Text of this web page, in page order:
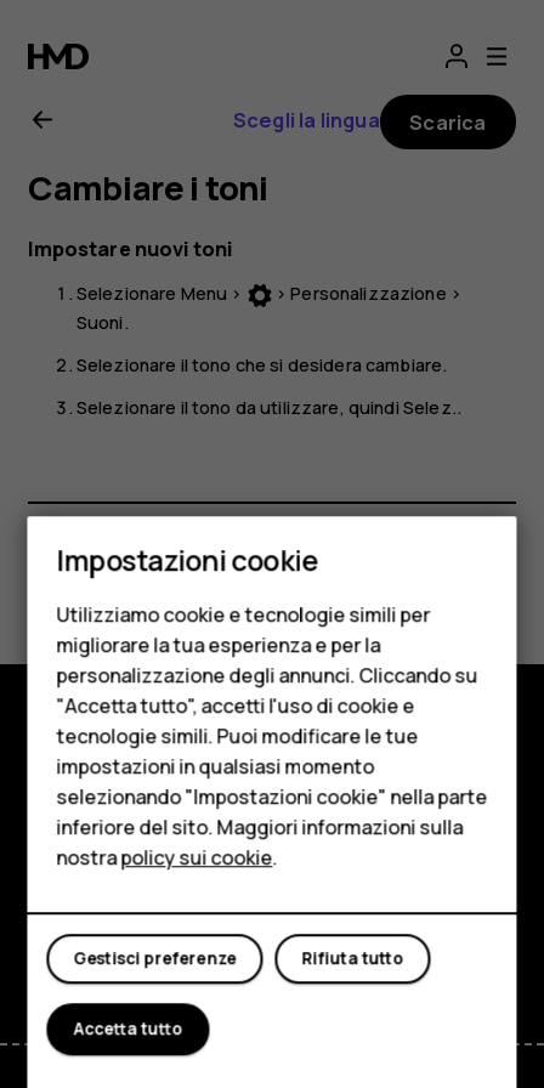
Manuale
d'uso
del
Nokia
225
4G
Smartphone
Cellulari
Telefoni per anziani
Accessori
HMD Terra M
Per le imprese
Tablet
Negozio
Il mio account
Scegli la lingua Scarica
Cambiare i toni
Impostare nuovi toni
Selezionare Menu > >Personalizzazione >
Suoni.
Selezionare il tono che si desidera cambiare.
Selezionare il tono da utilizzare, quindi Selez..
Ti è stato d'aiuto?
Sì No
Negozio
Informazioni su
Planet and people
FacebookInstagram
TiktokYoutubeLinkedinDiscord
Impostazioni cookie
Utilizziamo cookie e tecnologie simili per
migliorare la tua esperienza e per la
personalizzazione degli annunci. Cliccando su
"Accetta tutto", accetti l'uso di cookie e
tecnologie simili. Puoi modificare le tue
impostazioni in qualsiasi momento
selezionando "Impostazioni cookie" nella parte
inferiore del sito. Maggiori informazioni sulla
nostrapolicy sui cookie.
Rifiuta tutto
Gestisci preferenze
Accetta tutto